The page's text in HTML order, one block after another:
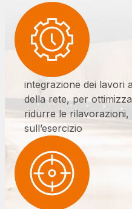
Società leader in Italia
infrastrutture complesse
Elgea
Produzione e vendita di
AdMoving
spazi, servizi
di servizio
YouVerse
servizi amministrativi,
Vai alla pagina
integrazione dei lavori
della rete, per
ridurre le rilavorazioni,
sull’esercizio